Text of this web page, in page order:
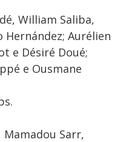
William Saliba,
Hernández; Aurélien
e Désiré Doué;
e Ousmane
Sarr,